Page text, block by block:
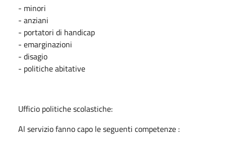
- minori
- anziani
- portatori di handicap
- emarginazioni
- disagio
- politiche abitative
Ufficio politiche scolastiche:
Al servizio fanno capo le seguenti competenze :